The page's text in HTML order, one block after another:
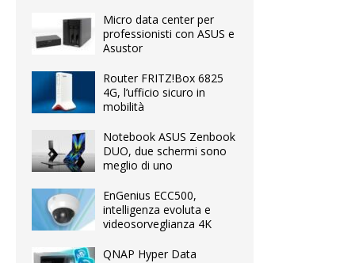
Micro data center per
professionisti con ASUS e
Asustor
Router FRITZ!Box 6825
4G, l’ufficio sicuro in
mobilità
Notebook ASUS Zenbook
DUO, due schermi sono
meglio di uno
EnGenius ECC500,
intelligenza evoluta e
videosorveglianza 4K
QNAP Hyper Data